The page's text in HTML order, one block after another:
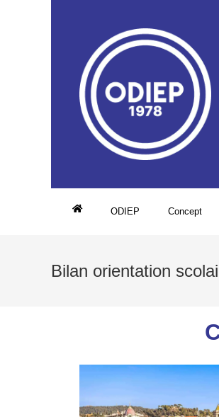
ODIEP Concept
Bilan orientation